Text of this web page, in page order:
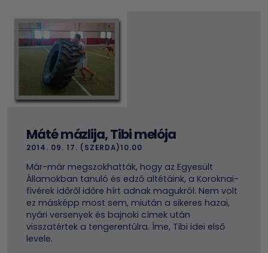
Máté mázlija, Tibi melója
2014. 09. 17. (SZERDA)10.00
Már-már megszokhatták, hogy az Egyesült
Államokban tanuló és edző altétáink, a Koroknai-
fivérek időről időre hírt adnak magukról. Nem volt
ez másképp most sem, miután a sikeres hazai,
nyári versenyek és bajnoki címek után
visszatértek a tengerentúlra. Íme, Tibi idei első
levele.